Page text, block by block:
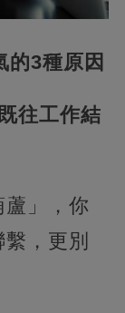
的3種原因
往工作結
」，你
，更別